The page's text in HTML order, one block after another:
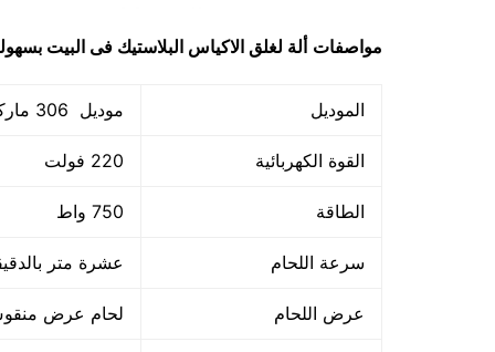
مواصفات ألة لغلق الاكياس البلاستيك فى البيت
الموديل موديل 306 ماركة المهندس منســـي
القوة الكهربائية 220 فولت
الطاقة 750 واط
سرعة اللحام عشرة متر
عرض اللحام لحام عرض منقوش 12 مم و يمكن